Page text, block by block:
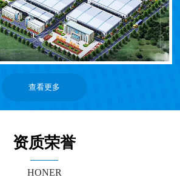
查看更多
资质荣誉
HONER